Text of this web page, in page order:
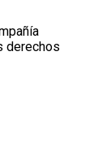
derechos